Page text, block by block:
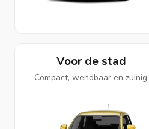
Voor de stad
Compact, wendbaar en zuinig.